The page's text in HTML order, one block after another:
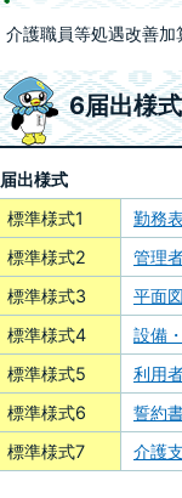
介護職員等処遇改善加
6届出様
届出様式
標準様式1
勤務
標準様式2
管理
標準様式3
平面
標準様式4
設備
標準様式5
利用
標準様式6
誓約
標準様式7
介護